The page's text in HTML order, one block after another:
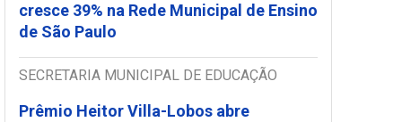
cresce 39% na Rede Municipal de Ensino
de São Paulo
SECRETARIA MUNICIPAL DE EDUCAÇÃO
Prêmio Heitor Villa-Lobos abre